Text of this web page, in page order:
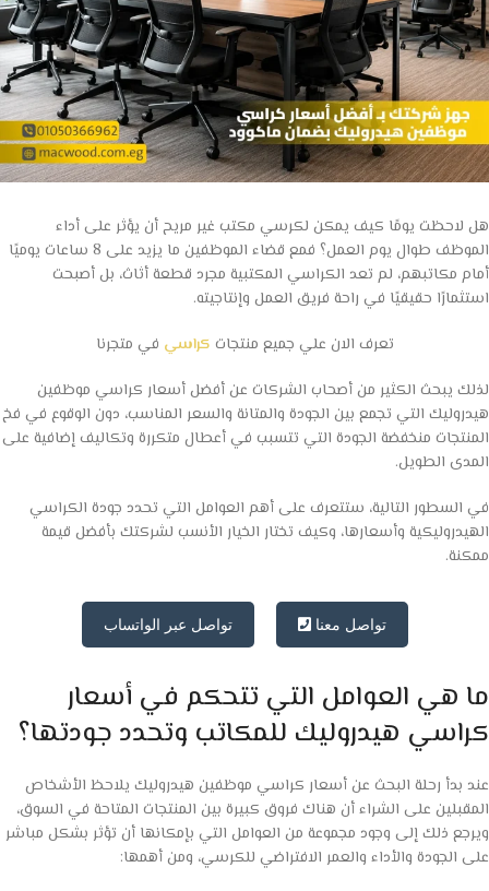
هل لاحظت يومًا كيف يمكن لكرسي مكتب غير مريح أن يؤثر على أداء
الموظف طوال يوم العمل؟ فمع قضاء الموظفين ما يزيد على 8 ساعات يوميًا
أمام مكاتبهم، لم تعد الكراسي المكتبية مجرد قطعة أثاث، بل أصبحت
استثمارًا حقيقيًا في راحة فريق العمل وإنتاجيته.
تعرف الان علي جميع منتجات كراسي في متجرنا
لذلك يبحث الكثير من أصحاب الشركات عن أفضل أسعار كراسي موظفين
هيدروليك التي تجمع بين الجودة والمتانة والسعر المناسب، دون الوقوع في فخ
المنتجات منخفضة الجودة التي تتسبب في أعطال متكررة وتكاليف إضافية على
المدى الطويل.
في السطور التالية، ستتعرف على أهم العوامل التي تحدد جودة الكراسي
الهيدروليكية وأسعارها، وكيف تختار الخيار الأنسب لشركتك بأفضل قيمة
ممكنة.
تواصل معنا تواصل عبر الواتساب
ما هي العوامل التي تتحكم في أسعار
كراسي هيدروليك للمكاتب وتحدد جودتها؟
عند بدأ رحلة البحث عن أسعار كراسي موظفين هيدروليك يلاحظ الأشخاص
المقبلين على الشراء أن هناك فروق كبيرة بين المنتجات المتاحة في السوق،
ويرجع ذلك إلى وجود مجموعة من العوامل التي بإمكانها أن تؤثر بشكل مباشر
على الجودة والأداء والعمر الافتراضي للكرسي، ومن أهمها: